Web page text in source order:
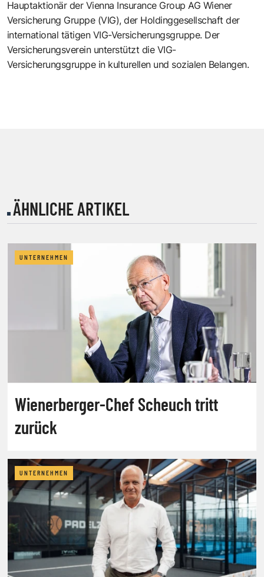
Hauptaktionär der Vienna Insurance Group AG Wiener
Versicherung Gruppe (VIG), der Holdinggesellschaft der
international tätigen VIG-Versicherungsgruppe. Der
Versicherungsverein unterstützt die VIG-
Versicherungsgruppe in kulturellen und sozialen Belangen.
ÄHNLICHE ARTIKEL
UNTERNEHMEN
Wienerberger-Chef Scheuch tritt
zurück
UNTERNEHMEN